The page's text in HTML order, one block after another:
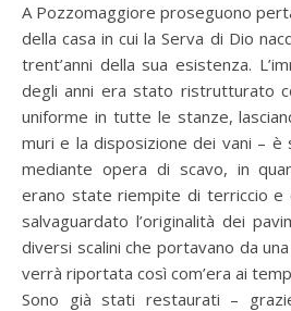
A Pozzomaggiore proseguono
della casa in cui la Serva di Dio
trent’anni della sua esistenza.
degli anni era stato ristrutturato
uniforme in tutte le stanze,
muri e la disposizione dei vani –
mediante opera di scavo, in
erano state riempite di terriccio e
salvaguardato l’originalità dei
diversi scalini che portavano da
verrà riportata così com’era ai
Sono già stati restaurati –